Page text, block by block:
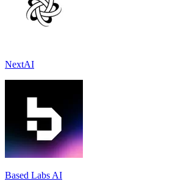
NextAI
Based Labs AI